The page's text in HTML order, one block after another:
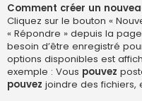
Comment créer un
Cliquez sur le bouton «
« Répondre » depuis la
besoin d’être enregistré
options disponibles est
exemple : Vous pouvez
pouvez joindre des fichiers,